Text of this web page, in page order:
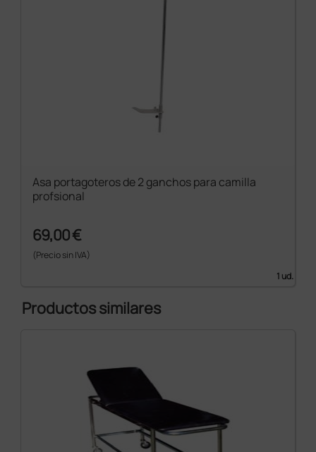
Asa portagoteros de 2 ganchos para camilla
profsional
69,00 €
(Precio sin IVA)
1 ud.
Productos similares